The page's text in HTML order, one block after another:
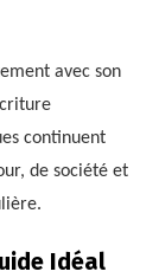
avec son
continuent
de société et
Idéal